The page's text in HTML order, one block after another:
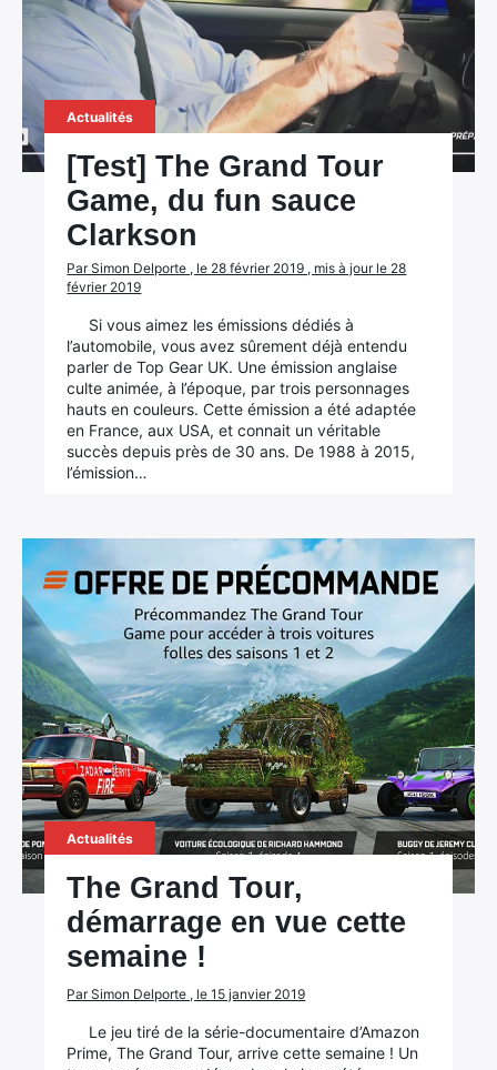
Actualités
[Test] The Grand Tour
Game, du fun sauce
Clarkson
Par Simon Delporte , le 28 février 2019 , mis à jour le 28
février 2019
Si vous aimez les émissions dédiés à
l’automobile, vous avez sûrement déjà entendu
parler de Top Gear UK. Une émission anglaise
culte animée, à l’époque, par trois personnages
hauts en couleurs. Cette émission a été adaptée
en France, aux USA, et connait un véritable
succès depuis près de 30 ans. De 1988 à 2015,
l’émission…
Actualités
The Grand Tour,
démarrage en vue cette
semaine !
Par Simon Delporte , le 15 janvier 2019
Le jeu tiré de la série-documentaire d’Amazon
Prime, The Grand Tour, arrive cette semaine ! Un
Rechercher